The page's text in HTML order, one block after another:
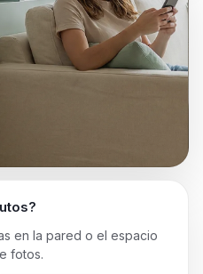
en la pared o el espacio
fotos.